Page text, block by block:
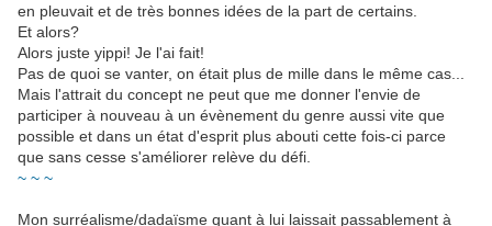
en pleuvait et de très bonnes idées de la part de certains.
Et alors?
Alors juste yippi! Je l'ai fait!
Pas de quoi se vanter, on était plus de mille dans le même cas...
Mais l'attrait du concept ne peut que me donner l'envie de
participer à nouveau à un évènement du genre aussi vite que
possible et dans un état d'esprit plus abouti cette fois-ci parce
que sans cesse s'améliorer relève du défi.
~ ~ ~
Mon surréalisme/dadaïsme quant à lui laissait passablement à